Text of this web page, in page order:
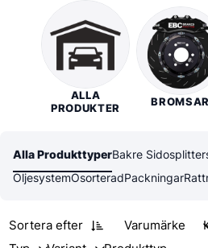
ALLA
PRODUKTER
BROMSAR
Alla ProdukttyperBakre
OljesystemOsorteradPackningar
Sortera efter Varumärke